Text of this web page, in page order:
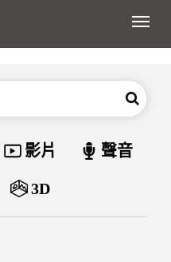
展
搜尋
資料類型
影片 聲音
3D